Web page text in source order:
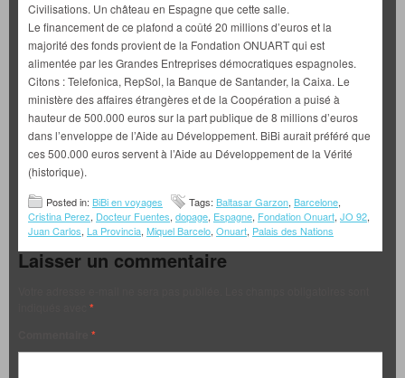
Civilisations. Un château en Espagne que cette salle.
Le financement de ce plafond a coûté 20 millions d’euros et la
majorité des fonds provient de la Fondation ONUART qui est
alimentée par les Grandes Entreprises démocratiques espagnoles.
Citons : Telefonica, RepSol, la Banque de Santander, la Caixa. Le
ministère des affaires étrangères et de la Coopération a puisé à
hauteur de 500.000 euros sur la part publique de 8 millions d’euros
dans l’enveloppe de l’Aide au Développement. BiBi aurait préféré que
ces 500.000 euros servent à l’Aide au Développement de la Vérité
(historique).
Posted in: BiBi en voyages Tags: Baltasar Garzon, Barcelone,
Cristina Perez, Docteur Fuentes, dopage, Espagne, Fondation Onuart, JO 92,
Juan Carlos, La Provincia, Miquel Barcelo, Onuart, Palais des Nations
Laisser un commentaire
*
*